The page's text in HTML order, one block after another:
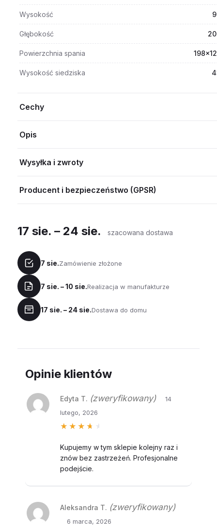
Wysokość
Głębokość
Powierzchnia spania
Wysokość siedziska
Cechy
Opis
Wysyłka i zwroty
Producent i bezpieczeństwo (GPSR)
17 sie. – 24 sie. szacowana dostawa
7 sie.Zamówienie złożone
7 sie. – 10 sie.Realizacja w manufakturze
17 sie. – 24 sie.Dostawa do domu
Opinie klientów
Oceniono
na 5
Edyta T. (zweryfikowany)
14
lutego, 2026
Kupujemy w tym sklepie kolejny raz i
znów bez zastrzeżeń. Profesjonalne
podejście.
Aleksandra T. (zweryfikowany)
6 marca, 2026